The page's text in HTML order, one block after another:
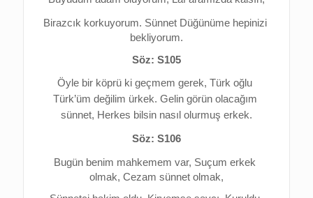
Birazcık korkuyorum. Sünnet Düğünüme hepinizi
bekliyorum.
Söz: S105
Öyle bir köprü ki geçmem gerek, Türk oğlu
Türk’üm değilim ürkek. Gelin görün olacağım
sünnet, Herkes bilsin nasıl olurmuş erkek.
Söz: S106
Bugün benim mahkemem var, Suçum erkek
olmak, Cezam sünnet olmak,